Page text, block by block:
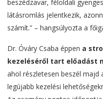
beszédzavar, féloldali
látásromlás jelentkezik,
számít.” – hangsúlyozta a
Dr. Óváry Csaba éppen a
kezeléséről tart előadást
ahol részletesen beszél majd
legújabb kezelési